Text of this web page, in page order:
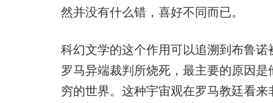
然并没有什么错，喜好不同而已。
科幻文学的这个作用可以追溯到布鲁
罗马异端裁判所烧死，最主要的原因
穷的世界。这种宇宙观在罗马教廷看